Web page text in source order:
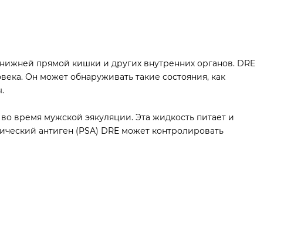
прямой кишки и других внутренних органов. DRE
Он может обнаруживать такие состояния, как
время мужской эякуляции. Эта жидкость питает и
антиген (PSA) DRE может контролировать